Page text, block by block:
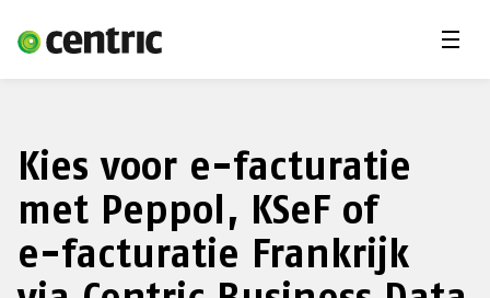
Oplossingen
Over Centric
Contact
Careers
Kies voor e-facturatie
met Peppol, KSeF of
e‑facturatie Frankrijk